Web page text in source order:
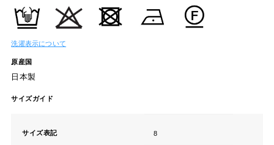
洗濯表示について
原産国
日本製
サイズガイド
サイズ表記 8